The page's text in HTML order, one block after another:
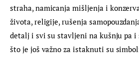
straha, namicanja mišljenja i
života, religije, rušenja
detalj i svi su stavljeni na kušnju pa i
što je još važno za istaknuti su